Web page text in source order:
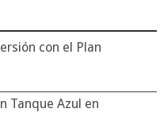
con el Plan
Tanque Azul en